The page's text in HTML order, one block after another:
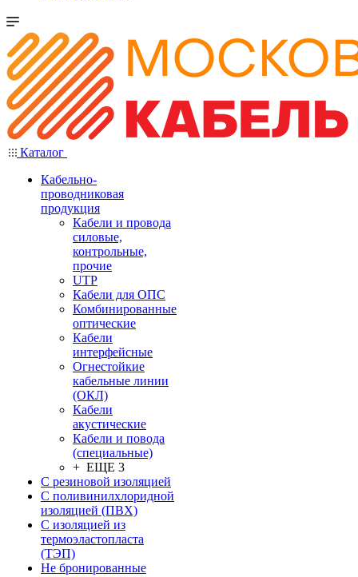
Каталог
Кабельно-
проводниковая
продукция
Кабели и провода
силовые,
контрольные,
прочие
UTP
Кабели для ОПС
Комбинированные
оптические
Кабели
интерфейсные
Огнестойкие
кабельные линии
(ОКЛ)
Кабели
акустические
Кабели и повода
(специальные)
+ ЕЩЕ 3
С резиновой изоляцией
С поливинилхлоридной
изоляцией (ПВХ)
С изоляцией из
термоэластопласта
(ТЭП)
Не бронированные